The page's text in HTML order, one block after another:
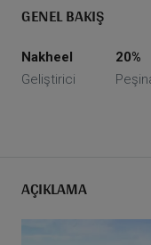
GENEL BAKIŞ
Nakheel
Geliştirici
20%
AÇIKLAMA